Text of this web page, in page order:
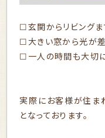
☐玄関からリビング
☐大きい窓から光が
☐一人の時間も大切
実際にお客様が住ま
となっております。